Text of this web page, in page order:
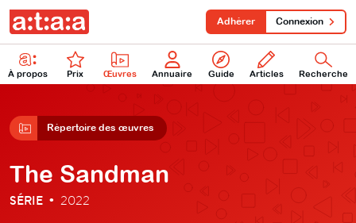
À propos Prix Œuvres Annuaire Guide Articles Recherche
Adhérer Connexion
Répertoire des œuvres
The Sandman
SÉRIE • 2022